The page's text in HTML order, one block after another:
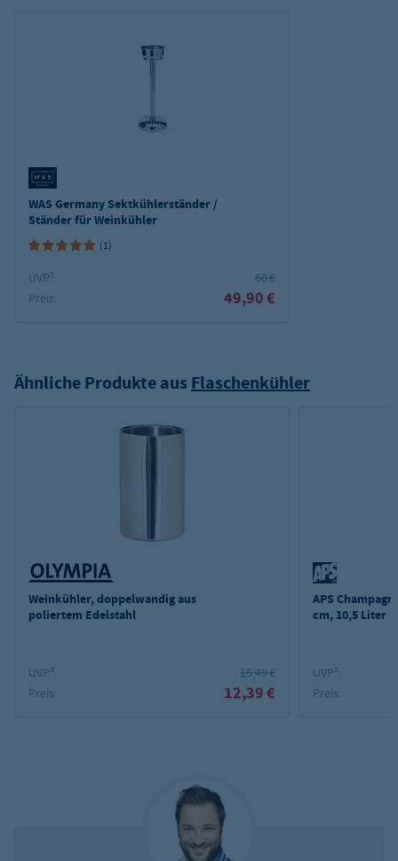
WAS Germany Sektkühlerständer /
Ständer für Weinkühler
(1)
UVP²:
68 €
Preis:
49,90 €
Ähnliche Produkte aus Flaschenkühler
Weinkühler, doppelwandig aus
poliertem Edelstahl
UVP²:
15,49 €
Preis:
12,39 €
APS
cm, 10,5 Liter
UVP²:
Preis: